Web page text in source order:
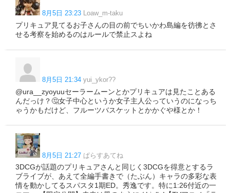
8月5日 23:23 Loaw_m-taku
プリキュア見てるお子さんの目の前でちいかわ島編を彷彿とさ
せる考察を始めるのはルールで禁止スよね
8月5日 21:34 yui_ykor??
@ura__zyoyuuセーラームーンとかプリキュアは見たことある
んだっけ？🤔女子中心というか女子主人公っていうのになっち
ゃうかもだけど、フルーツバスケットとかかぐや様とか！
8月5日 21:27 ぱらすあてね
3DCGが話題のプリキュアさんと同じく3DCGを得意とするラ
ブライブが、あえて全編手書きで（たぶん）キャラの多彩な表
情を動かしてるスパスタ1期ED。秀逸です。特に1:26付近の一